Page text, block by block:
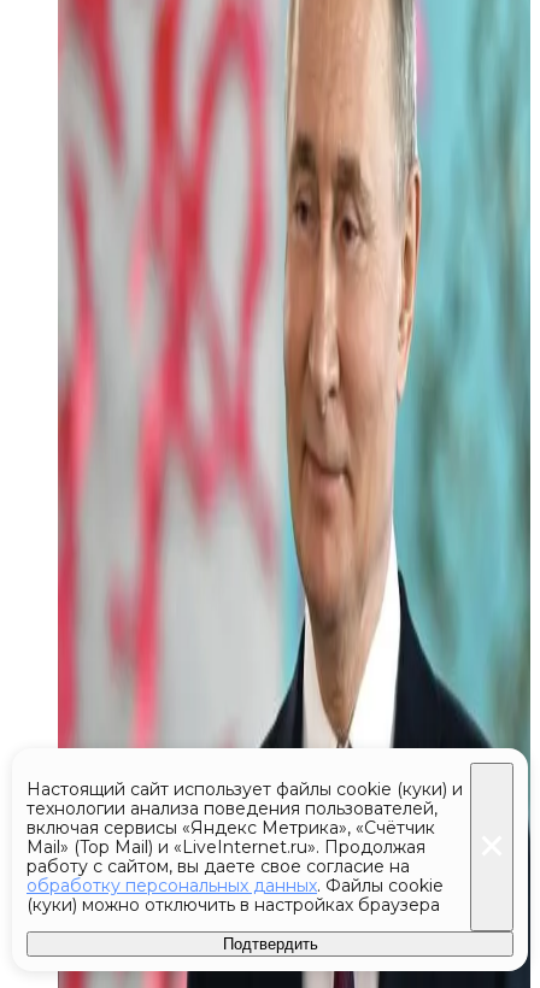
Настоящий сайт использует файлы cookie (куки) и
технологии анализа поведения пользователей,
включая сервисы «Яндекс Метрика», «Счётчик
Mail» (Top Mail) и «LiveInternet.ru». Продолжая
работу с сайтом, вы даете свое согласие на
обработку персональных данных. Файлы cookie
(куки) можно отключить в настройках браузера
Подтвердить